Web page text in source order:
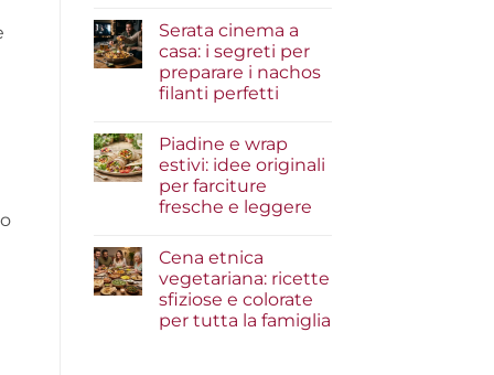
per
un
risultato
gourmet
su
e
bowl
estive:
crudo
che
fanno
la
differenza
Serata cinema a
casa: i segreti per
preparare i nachos
filanti perfetti
su
Serata
cinema
a
casa:
preparare
i
nachos
filanti
perfetti
Piadine e wrap
estivi: idee originali
per farciture
fresche e leggere
su
e
wrap
estivi:
idee
Cena etnica
vegetariana: ricette
sfiziose e colorate
per tutta la famiglia